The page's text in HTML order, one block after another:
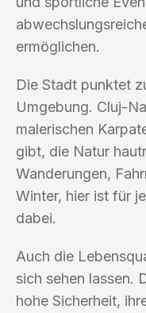
ermöglichen.
Die Stadt punktet
Umgebung. Cluj-
malerischen
gibt, die Natur
Wanderungen,
Winter, hier ist für
dabei.
Auch die
sich sehen lassen.
hohe Sicherheit,